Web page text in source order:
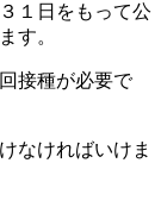
１日をもって公
す。
接種が必要で
なければいけま